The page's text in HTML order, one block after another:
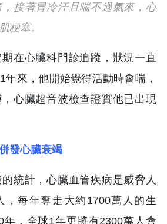
接著冒冷汗且喘不過氣來，心
梗塞。
在心臟科門診追蹤，狀況一直
年來，他開始覺得活動時會喘，
心臟超音波檢查證實他已出現
發心臟衰竭
統計，心臟血管疾病是威脅人
，每年奪走大約1700萬人的生
年，全球1年更將有2300萬人會